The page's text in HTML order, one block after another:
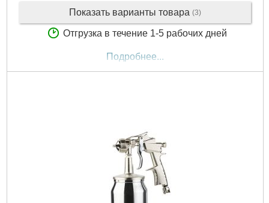
Показать варианты товара (3)
Отгрузка в течение 1-5 рабочих дней
Подробнее...